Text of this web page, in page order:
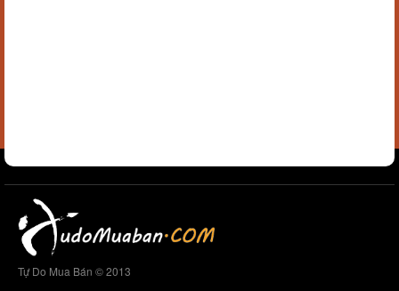
Tự Do Mua Bán © 2013